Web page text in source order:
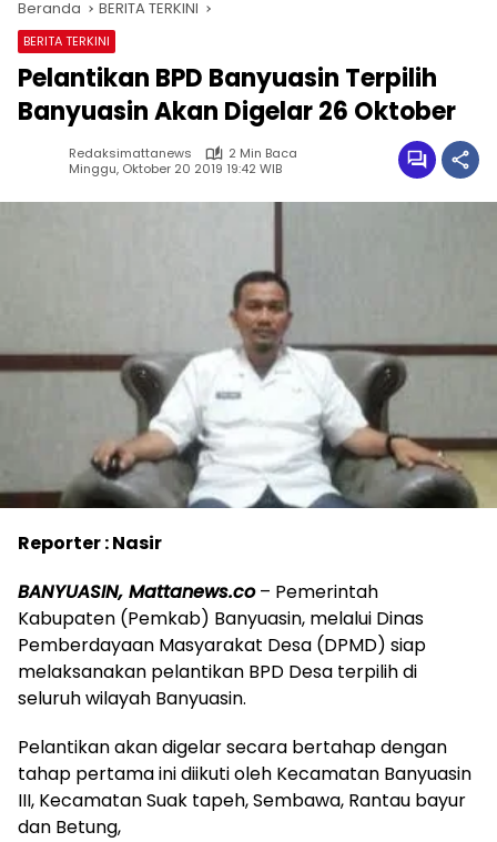
Beranda BERITA TERKINI
BERITA TERKINI
Pelantikan BPD Banyuasin Terpilih
Banyuasin Akan Digelar 26 Oktober
Redaksimattanews
2 Min Baca
Minggu, Oktober 20 2019 19:42 WIB
Reporter : Nasir
BANYUASIN, Mattanews.co– Pemerintah
Kabupaten (Pemkab) Banyuasin, melalui Dinas
Pemberdayaan Masyarakat Desa (DPMD) siap
melaksanakan pelantikan BPD Desa terpilih di
seluruh wilayah Banyuasin.
Pelantikan akan digelar secara bertahap dengan
tahap pertama ini diikuti oleh Kecamatan Banyuasin
III, Kecamatan Suak tapeh, Sembawa, Rantau bayur
dan Betung,